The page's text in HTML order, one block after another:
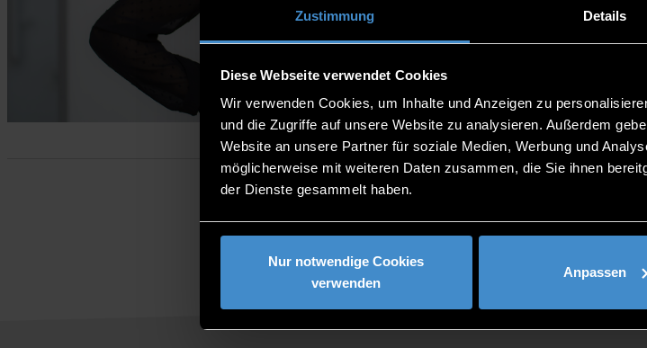
Zustimmung Details
Diese Webseite verwendet Cookies
Wir verwenden Cookies, um Inhalte und Anzeigen zu
und die Zugriffe auf unsere Website zu analysieren. Außerdem
Website an unsere Partner für soziale Medien, Werbung und
möglicherweise mit weiteren Daten zusammen, die Sie ihnen
der Dienste gesammelt haben.
Nur notwendige Cookies
verwenden
Anpassen